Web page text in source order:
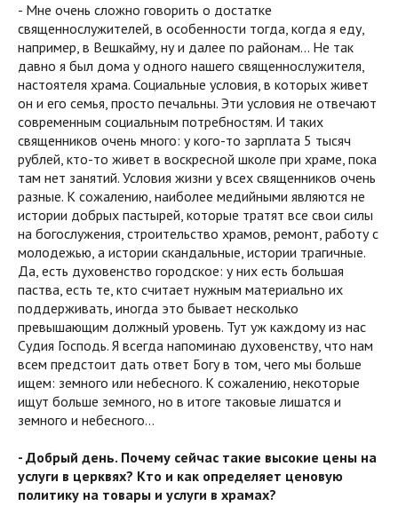
- Мне очень сложно говорить о достатке
священнослужителей, в особенности тогда, когда я еду,
например, в Вешкайму, ну и далее по районам… Не так
давно я был дома у одного нашего священнослужителя,
настоятеля храма. Социальные условия, в которых живет
он и его семья, просто печальны. Эти условия не отвечают
современным социальным потребностям. И таких
священников очень много: у кого-то зарплата 5 тысяч
рублей, кто-то живет в воскресной школе при храме, пока
там нет занятий. Условия жизни у всех священников очень
разные. К сожалению, наиболее медийными являются не
истории добрых пастырей, которые тратят все свои силы
на богослужения, строительство храмов, ремонт, работу с
молодежью, а истории скандальные, истории трагичные.
Да, есть духовенство городское: у них есть большая
паства, есть те, кто считает нужным материально их
поддерживать, иногда это бывает несколько
превышающим должный уровень. Тут уж каждому из нас
Судия Господь. Я всегда напоминаю духовенству, что нам
всем предстоит дать ответ Богу в том, чего мы больше
ищем: земного или небесного. К сожалению, некоторые
ищут больше земного, но в итоге таковые лишатся и
земного и небесного…
- Добрый день. Почему сейчас такие высокие цены на
услуги в церквях? Кто и как определяет ценовую
политику на товары и услуги в храмах?